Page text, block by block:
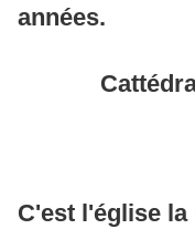
années.
C'est l'église